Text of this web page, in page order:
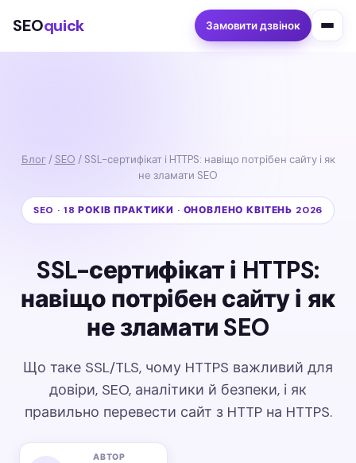
SEOquick Замовити дзвінок
Блог/ SEO / SSL-сертифікат і HTTPS: навіщо потрібен сайту і як
не зламати SEO
SEO · 18 РОКІВ ПРАКТИКИ · ОНОВЛЕНО КВІТЕНЬ 2026
SSL-сертифікат і HTTPS:
навіщо потрібен сайту і як
не зламати SEO
Що таке SSL/TLS, чому HTTPS важливий для
довіри, SEO, аналітики й безпеки, і як
правильно перевести сайт з HTTP на HTTPS.
АВТОР